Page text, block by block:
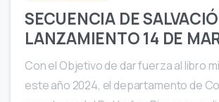
SECUENCIA DE
LANZAMIENTO 14 DE
Con el Objetivo de dar fuerza al libro
este año 2024, el departamento de